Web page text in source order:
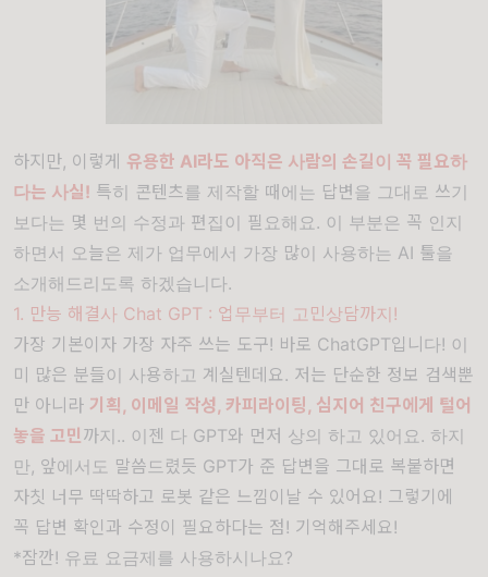
하지만, 이렇게 유용한 AI라도 아직은 사람의 손길이 꼭 필요하
다는 사실! 특히 콘텐츠를 제작할 때에는 답변을 그대로 쓰기
보다는 몇 번의 수정과 편집이 필요해요. 이 부분은 꼭 인지
하면서 오늘은 제가 업무에서 가장 많이 사용하는 AI 툴을
소개해드리도록 하겠습니다.
1. 만능 해결사 Chat GPT : 업무부터 고민상담까지!
가장 기본이자 가장 자주 쓰는 도구! 바로 ChatGPT입니다! 이
미 많은 분들이 사용하고 계실텐데요. 저는 단순한 정보 검색뿐
만 아니라 기획, 이메일 작성, 카피라이팅, 심지어 친구에게 털어
놓을 고민까지.. 이젠 다 GPT와 먼저 상의 하고 있어요. 하지
만, 앞에서도 말씀드렸듯 GPT가 준 답변을 그대로 복붙하면
자칫 너무 딱딱하고 로봇 같은 느낌이날 수 있어요! 그렇기에
꼭 답변 확인과 수정이 필요하다는 점! 기억해주세요!
*잠깐! 유료 요금제를 사용하시나요?